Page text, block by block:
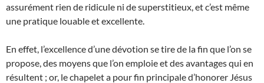
assurément rien de ridicule ni de superstitieux, et c’est même
une pratique louable et excellente.
En effet, l’excellence d’une dévotion se tire de la fin que l’on se
propose, des moyens que l’on emploie et des avantages qui en
résultent ; or, le chapelet a pour fin principale d’honorer Jésus